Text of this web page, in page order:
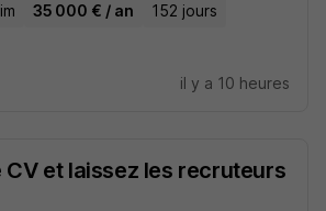
35 000 € / an 152 jours
il y a 10 heures
CV et laissez les recruteurs